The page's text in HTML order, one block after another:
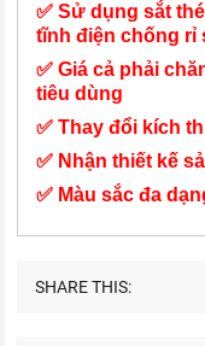
✅ Sử dụng sắt
tĩnh điện chống rỉ
✅ Giá cả phải
tiêu dùng
✅ Thay đổi kích
✅ Nhận thiết kế
✅ Màu sắc đa
SHARE THIS: